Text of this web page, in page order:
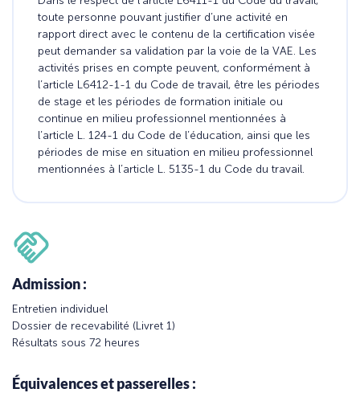
toute personne pouvant justifier d’une activité en
rapport direct avec le contenu de la certification visée
peut demander sa validation par la voie de la VAE. Les
activités prises en compte peuvent, conformément à
l’article L6412-1-1 du Code de travail, être les périodes
de stage et les périodes de formation initiale ou
continue en milieu professionnel mentionnées à
l’article L. 124-1 du Code de l’éducation, ainsi que les
périodes de mise en situation en milieu professionnel
mentionnées à l’article L. 5135-1 du Code du travail.
Admission :
Entretien individuel
Dossier de recevabilité (Livret 1)
Résultats sous 72 heures
Équivalences et passerelles :